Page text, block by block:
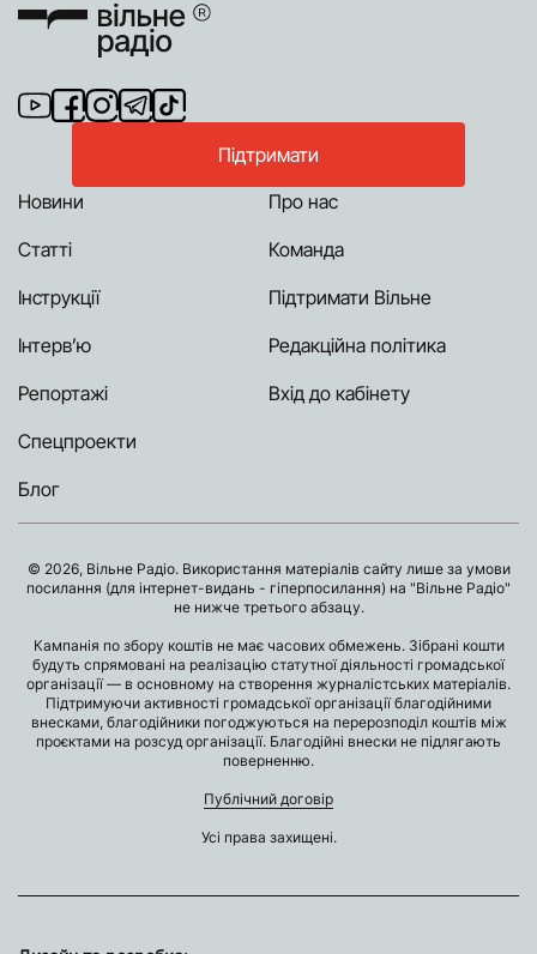
Підтримати
Новини
Статті
Інструкції
Інтерв’ю
Репортажі
Спецпроекти
Блог
Про нас
Команда
Підтримати Вільне
Редакційна політика
Вхід до кабінету
© 2026, Вільне Радіо. Використання матеріалів сайту лише за умови
посилання (для інтернет-видань - гіперпосилання) на "Вільне Радіо"
не нижче третього абзацу.
Кампанія по збору коштів не має часових обмежень. Зібрані кошти
будуть спрямовані на реалізацію статутної діяльності громадської
організації — в основному на створення журналістських матеріалів.
Підтримуючи активності громадської організації благодійними
внесками, благодійники погоджуються на перерозподіл коштів між
проєктами на розсуд організації. Благодійні внески не підлягають
поверненню.
Публічний договір
Усі права захищені.